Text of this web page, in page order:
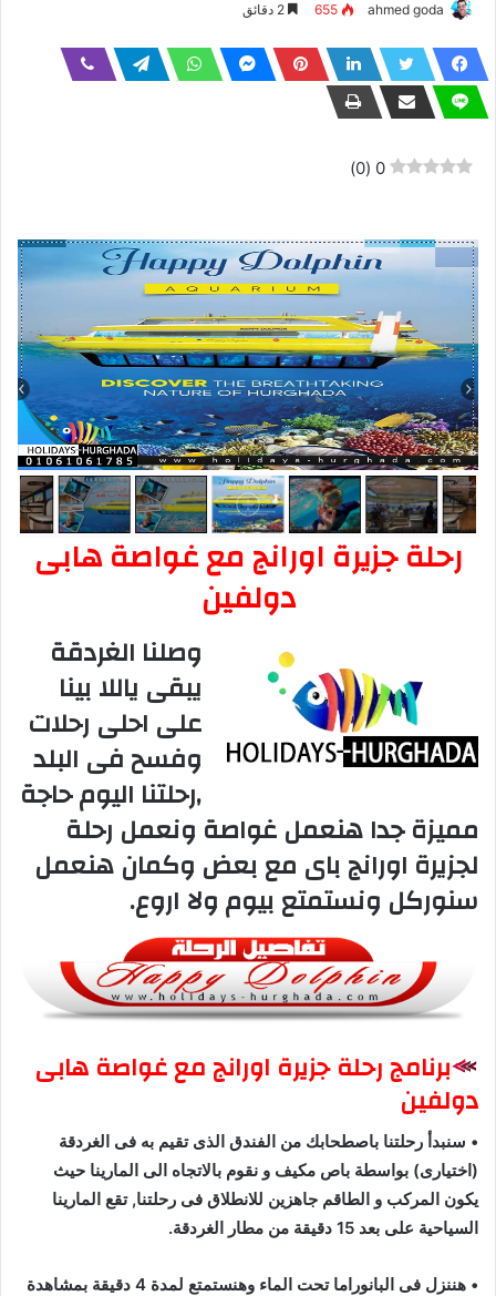
ahmed goda
655
0
(
0
)
رحلة جزيرة اورانج مع غواصة هابى
دولفين
وصلنا الغردقة
يبقى ياللا بينا
على احلى رحلات
وفسح فى البلد
,رحلتنا اليوم حاجة
مميزة جدا هنعمل غواصة ونعمل رحلة
لجزيرة اورانج باى مع بعض وكمان هنعمل
سنوركل ونستمتع بيوم ولا اروع.
برنامج رحلة جزيرة اورانج مع غواصة هابى
دولفين
• سنبدأ رحلتنا باصطحابك من الفندق الذى تقيم به فى الغردقة
(اختيارى) بواسطة باص مكيف و نقوم بالاتجاه الى المارينا حيث
يكون المركب و الطاقم جاهزين للانطلاق فى رحلتنا, تقع المارينا
السياحية على بعد 15 دقيقة من مطار الغردقة.
• هننزل فى البانوراما تحت الماء وهنستمتع لمدة 4 دقيقة بمشاهدة